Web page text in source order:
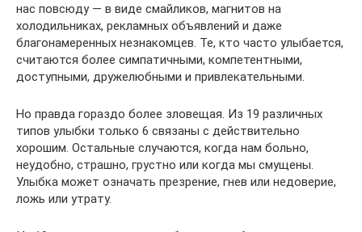
нас повсюду — в виде смайликов, магнитов на
холодильниках, рекламных объявлений и даже
благонамеренных незнакомцев. Те, кто часто улыбается,
считаются более симпатичными, компетентными,
доступными, дружелюбными и привлекательными.
Но правда гораздо более зловещая. Из 19 различных
типов улыбки только 6 связаны с действительно
хорошим. Остальные случаются, когда нам больно,
неудобно, страшно, грустно или когда мы смущены.
Улыбка может означать презрение, гнев или недоверие,
ложь или утрату.